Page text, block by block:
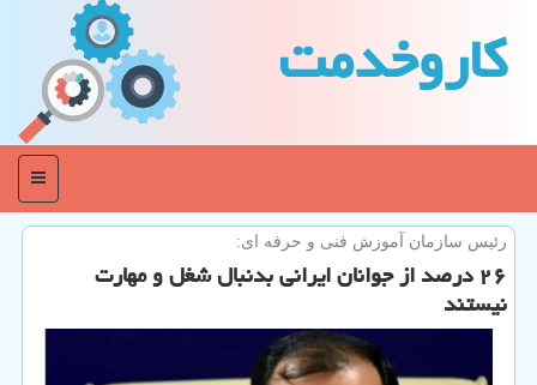
كاروخدمت
منو
رئیس سازمان آموزش فنی و حرفه ای:
۲۶ درصد از جوانان ایرانی بدنبال شغل و مهارت
نیستند